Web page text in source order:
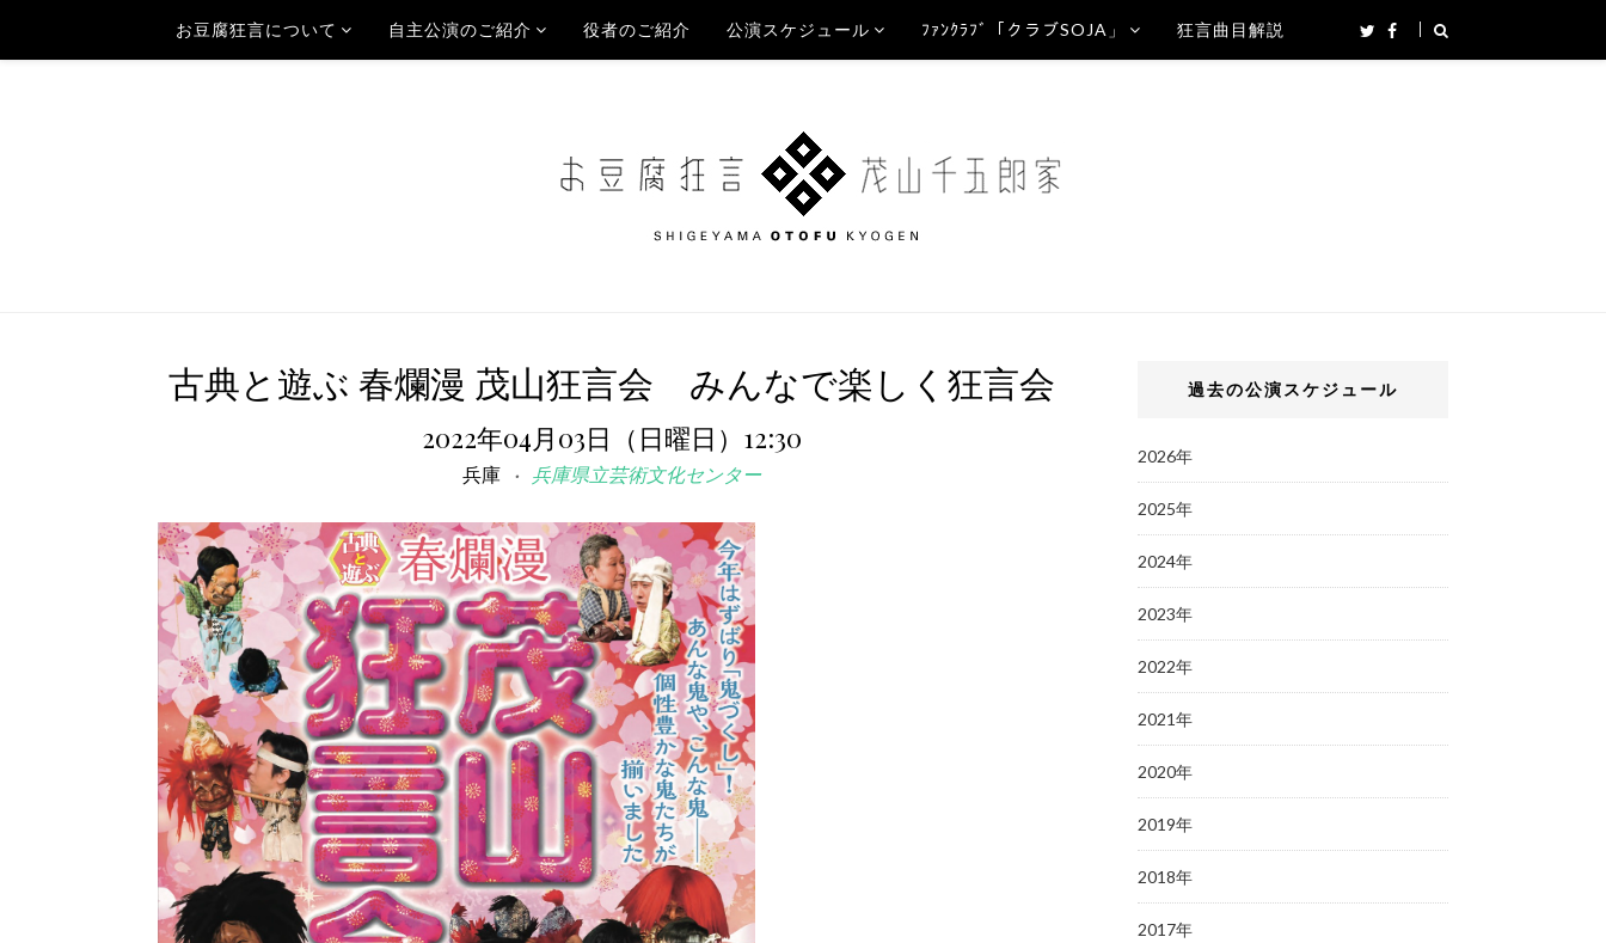
お豆腐狂言について 自主公演のご紹介 役者のご紹介 公演スケジュール ﾌｧﾝｸﾗﾌﾞ「クラブSOJA」 狂言曲目解説
古典と遊ぶ 春爛漫 茂山狂言会 みんなで楽しく狂言会
2022年04月03日（日曜日）12:30
兵庫 兵庫県立芸術文化センター
過去の公演スケジュール
2026年
2025年
2024年
2023年
2022年
2021年
2020年
2019年
2018年
2017年